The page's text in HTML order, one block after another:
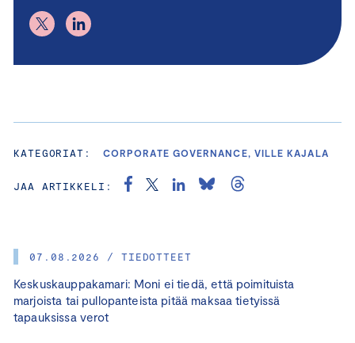
07.08.2026 / TIEDOTTEET
Keskuskauppakamari: Moni ei tiedä, että poimituista
marjoista tai pullopanteista pitää maksaa tietyissä
tapauksissa verot
KATEGORIAT: CORPORATE GOVERNANCE, VILLE KAJALA
JAA ARTIKKELI: